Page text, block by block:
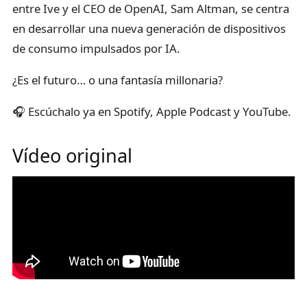
entre Ive y el CEO de OpenAI, Sam Altman, se centra
en desarrollar una nueva generación de dispositivos
de consumo impulsados por IA.
¿Es el futuro… o una fantasía millonaria?
🎧 Escúchalo ya en Spotify, Apple Podcast y YouTube.
Vídeo original